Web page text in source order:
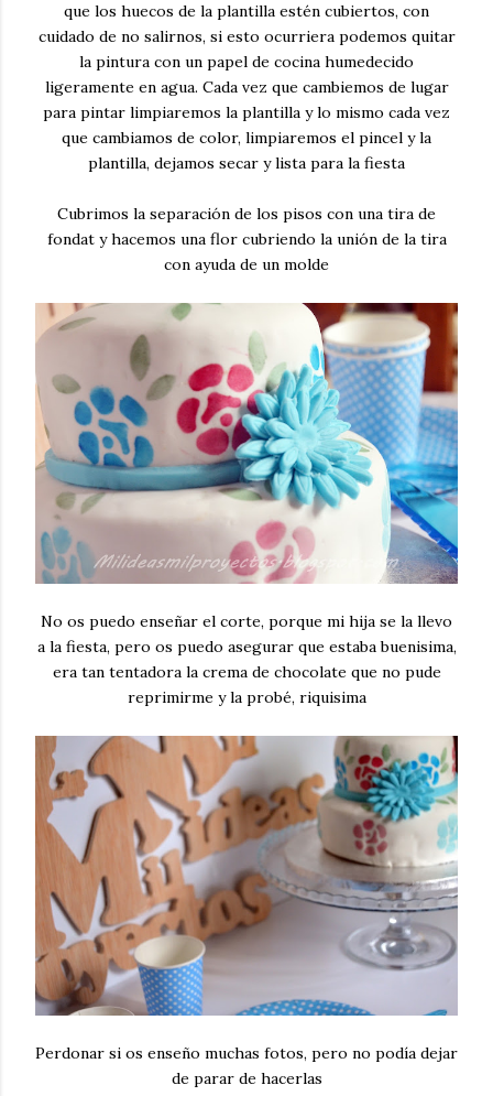
que los huecos de la plantilla estén cubiertos, con
cuidado de no salirnos, si esto ocurriera podemos quitar
la pintura con un papel de cocina humedecido
ligeramente en agua. Cada vez que cambiemos de lugar
para pintar limpiaremos la plantilla y lo mismo cada vez
que cambiamos de color, limpiaremos el pincel y la
plantilla, dejamos secar y lista para la fiesta
Cubrimos la separación de los pisos con una tira de
fondat y hacemos una flor cubriendo la unión de la tira
con ayuda de un molde
No os puedo enseñar el corte, porque mi hija se la llevo
a la fiesta, pero os puedo asegurar que estaba buenisima,
era tan tentadora la crema de chocolate que no pude
reprimirme y la probé, riquisima
Perdonar si os enseño muchas fotos, pero no podía dejar
de parar de hacerlas